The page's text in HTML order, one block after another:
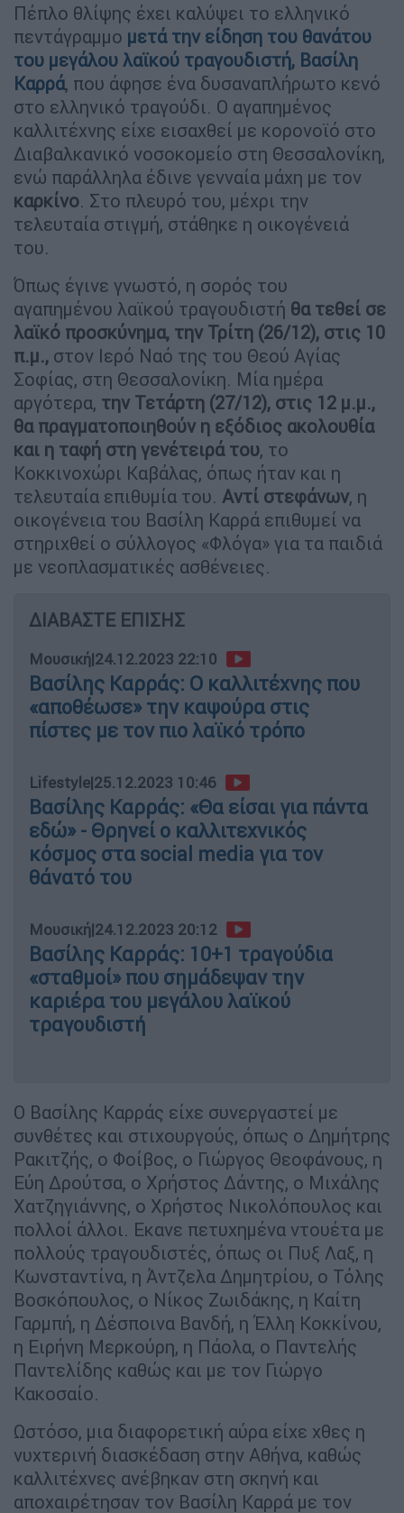
Πέπλο θλίψης έχει καλύψει το ελληνικό
πεντάγραμμο μετά την είδηση του θανάτου
του μεγάλου λαϊκού τραγουδιστή, Βασίλη
Καρρά, που άφησε ένα δυσαναπλήρωτο κενό
στο ελληνικό τραγούδι. Ο αγαπημένος
καλλιτέχνης είχε εισαχθεί με κορονοϊό στο
Διαβαλκανικό νοσοκομείο στη Θεσσαλονίκη,
ενώ παράλληλα έδινε γενναία μάχη με τον
καρκίνο. Στο πλευρό του, μέχρι την
τελευταία στιγμή, στάθηκε η οικογένειά
του.
Όπως έγινε γνωστό, η σορός του
αγαπημένου λαϊκού τραγουδιστή θα τεθεί σε
λαϊκό προσκύνημα, την Τρίτη (26/12), στις 10
π.μ., στον Ιερό Ναό της του Θεού Αγίας
Σοφίας, στη Θεσσαλονίκη. Μία ημέρα
αργότερα, την Τετάρτη (27/12), στις 12 μ.μ.,
θα πραγματοποιηθούν η εξόδιος ακολουθία
και η ταφή στη γενέτειρά του, το
Κοκκινοχώρι Καβάλας, όπως ήταν και η
τελευταία επιθυμία του. Αντί στεφάνων, η
οικογένεια του Βασίλη Καρρά επιθυμεί να
στηριχθεί ο σύλλογος «Φλόγα» για τα παιδιά
με νεοπλασματικές ασθένειες.
ΔΙΑΒΑΣΤΕ ΕΠΙΣΗΣ
Μουσική|24.12.2023 22:10
Βασίλης Καρράς: Ο καλλιτέχνης που
«αποθέωσε» την καψούρα στις
πίστες με τον πιο λαϊκό τρόπο
Lifestyle|25.12.2023 10:46
Βασίλης Καρράς: «Θα είσαι για πάντα
εδώ» - Θρηνεί ο καλλιτεχνικός
κόσμος στα social media για τον
θάνατό του
Μουσική|24.12.2023 20:12
Βασίλης Καρράς: 10+1 τραγούδια
«σταθμοί» που σημάδεψαν την
καριέρα του μεγάλου λαϊκού
τραγουδιστή
Ο Βασίλης Καρράς είχε συνεργαστεί με
συνθέτες και στιχουργούς, όπως ο Δημήτρης
Ρακιτζής, ο Φοίβος, ο Γιώργος Θεοφάνους, η
Εύη Δρούτσα, ο Χρήστος Δάντης, ο Μιχάλης
Χατζηγιάννης, ο Χρήστος Νικολόπουλος και
πολλοί άλλοι. Εκανε πετυχημένα ντουέτα με
πολλούς τραγουδιστές, όπως οι Πυξ Λαξ, η
Κωνσταντίνα, η Άντζελα Δημητρίου, ο Τόλης
Βοσκόπουλος, ο Νίκος Ζωιδάκης, η Καίτη
Γαρμπή, η Δέσποινα Βανδή, η Έλλη Κοκκίνου,
η Ειρήνη Μερκούρη, η Πάολα, ο Παντελής
Παντελίδης καθώς και με τον Γιώργο
Κακοσαίο.
Ωστόσο, μια διαφορετική αύρα είχε χθες η
νυχτερινή διασκέδαση στην Αθήνα, καθώς
καλλιτέχνες ανέβηκαν στη σκηνή και
αποχαιρέτησαν τον Βασίλη Καρρά με τον